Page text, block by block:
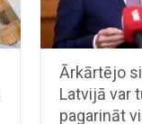
Ārkārtējo
Latvijā var
pagarināt